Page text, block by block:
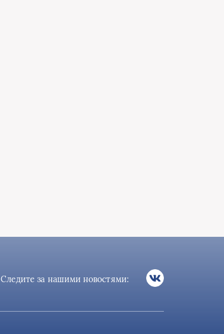
Следите за нашими новостями: